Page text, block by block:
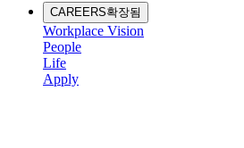
CAREERS확장됨
Workplace Vision
People
Life
Apply